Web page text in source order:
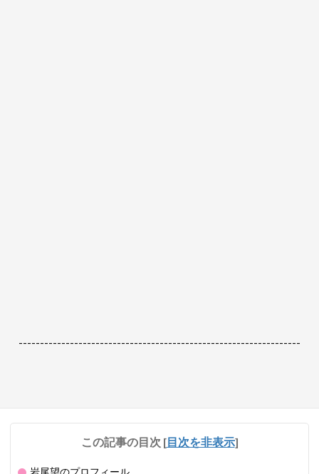
------------------------------------------------------------------
この記事の目次 [目次を非表示]